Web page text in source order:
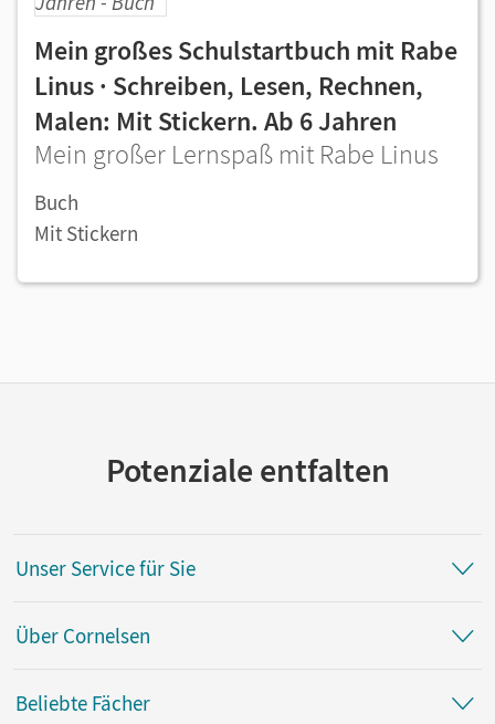
Mein großes Schulstartbuch mit Rabe
Linus · Schreiben, Lesen, Rechnen,
Malen: Mit Stickern. Ab 6 Jahren
Mein großer Lernspaß mit Rabe Linus
Buch
Mit Stickern
Potenziale entfalten
Unser Service für Sie
Über Cornelsen
Beliebte Fächer